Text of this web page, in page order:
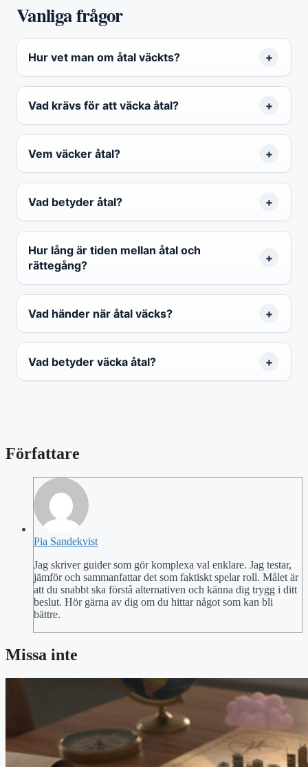
Vanliga frågor
Hur vet man om åtal väckts?
Vad krävs för att väcka åtal?
Vem väcker åtal?
Vad betyder åtal?
Hur lång är tiden mellan åtal och
rättegång?
Vad händer när åtal väcks?
Vad betyder väcka åtal?
Författare
Pia Sandekvist
Jag skriver guider som gör komplexa val enklare. Jag testar,
jämför och sammanfattar det som faktiskt spelar roll. Målet är
att du snabbt ska förstå alternativen och känna dig trygg i ditt
beslut. Hör gärna av dig om du hittar något som kan bli
bättre.
Missa inte